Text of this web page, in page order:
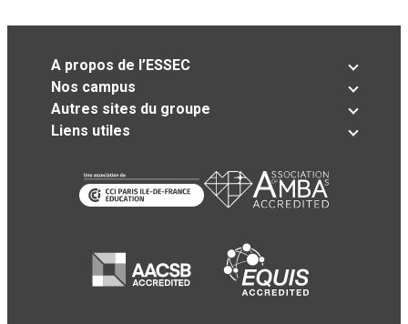
A propos de l’ESSEC
Nos campus
Autres sites du groupe
Liens utiles